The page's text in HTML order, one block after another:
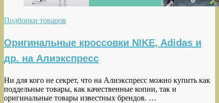
Подборки товаров
Оригинальные кроссовки NIKE, Adidas и
др. на Алиэкспресс
Ни для кого не секрет, что на Алиэкспресс можно купить как
поддельные товары, как качественные копии, так и
оригинальные товары известных брендов. …